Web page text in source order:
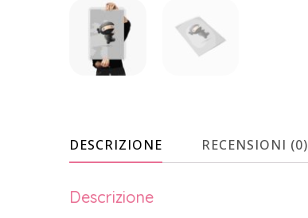
DESCRIZIONE RECENSIONI (0)
Descrizione